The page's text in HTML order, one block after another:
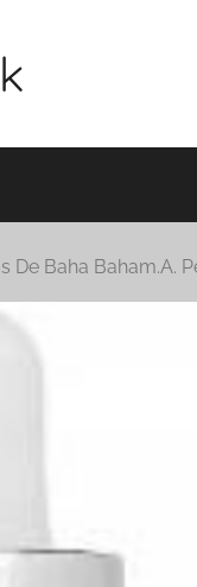
De Baha Baham.A.